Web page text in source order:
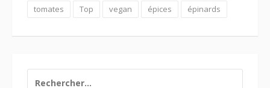
tomates
Top vegan épices épinards